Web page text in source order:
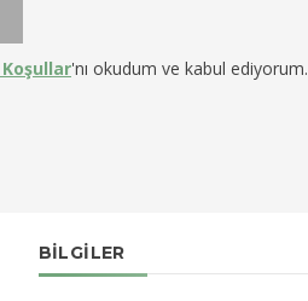
'nı okudum ve kabul ediyorum.
BILGILER